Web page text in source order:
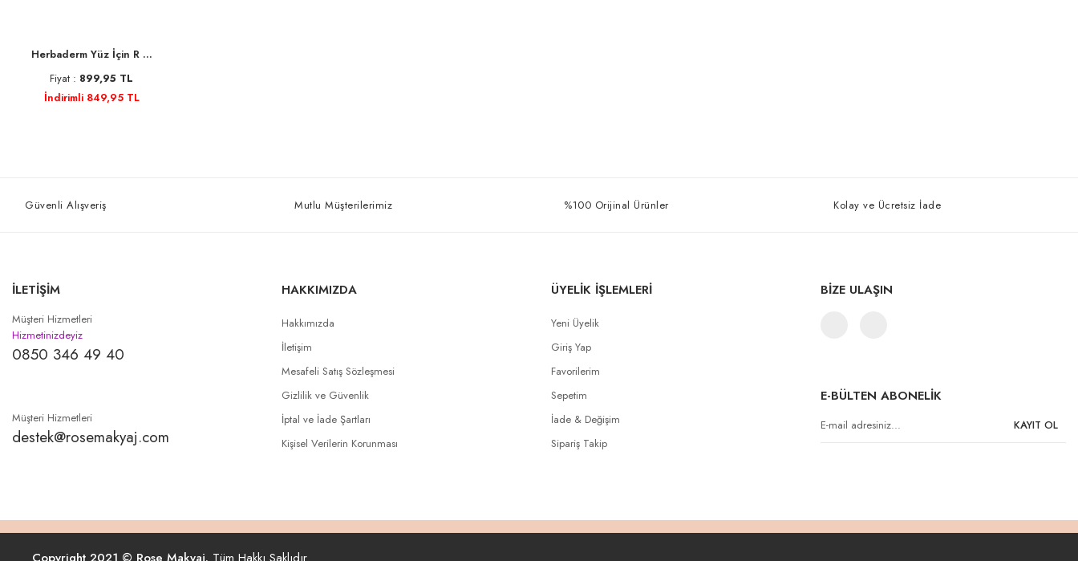
Herbaderm Yüz İçin R ...
Fiyat : 899,95 TL
İndirimli 849,95 TL
Güvenli Alışveriş Mutlu Müşterilerimiz %100 Orijinal Ürünler Kolay ve Ücretsiz İade
İLETİŞİM
Müşteri Hizmetleri
Hizmetinizdeyiz
0850 346 49 40
Müşteri Hizmetleri
destek@rosemakyaj.com
HAKKIMIZDA
Hakkımızda
İletişim
Mesafeli Satış Sözleşmesi
Gizlilik ve Güvenlik
İptal ve İade Şartları
Kişisel Verilerin Korunması
ÜYELİK İŞLEMLERİ
Yeni Üyelik
Giriş Yap
Favorilerim
Sepetim
İade & Değişim
Sipariş Takip
BİZE ULAŞIN
E-BÜLTEN ABONELİK
KAYIT OL